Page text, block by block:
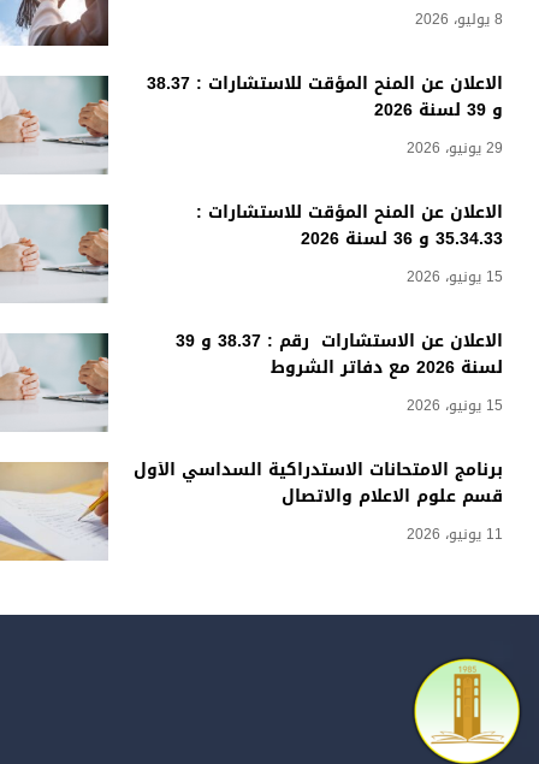
8 يوليو، 2026
الاعلان عن المنح المؤقت للاستشارات : 38.37
و 39 لسنة 2026
29 يونيو، 2026
الاعلان عن المنح المؤقت للاستشارات :
35.34.33 و 36 لسنة 2026
15 يونيو، 2026
الاعلان عن الاستشارات رقم : 38.37 و 39
لسنة 2026 مع دفاتر الشروط
15 يونيو، 2026
برنامج الامتحانات الاستدراكية السداسي الأول
قسم علوم الاعلام والاتصال
11 يونيو، 2026